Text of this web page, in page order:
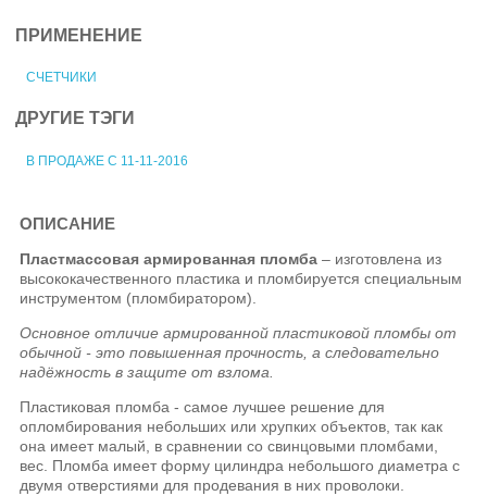
ПРИМЕНЕНИЕ
СЧЕТЧИКИ
ДРУГИЕ ТЭГИ
В ПРОДАЖЕ С 11-11-2016
ОПИСАНИЕ
Пластмассовая армированная пломба – изготовлена из
высококачественного пластика и пломбируется специальным
инструментом (пломбиратором).
Основное отличие армированной пластиковой пломбы от
обычной - это повышенная прочность, а следовательно
надёжность в защите от взлома.
Пластиковая пломба - самое лучшее решение для
опломбирования небольших или хрупких объектов, так как
она имеет малый, в сравнении со свинцовыми пломбами,
вес. Пломба имеет форму цилиндра небольшого диаметра с
двумя отверстиями для продевания в них проволоки.